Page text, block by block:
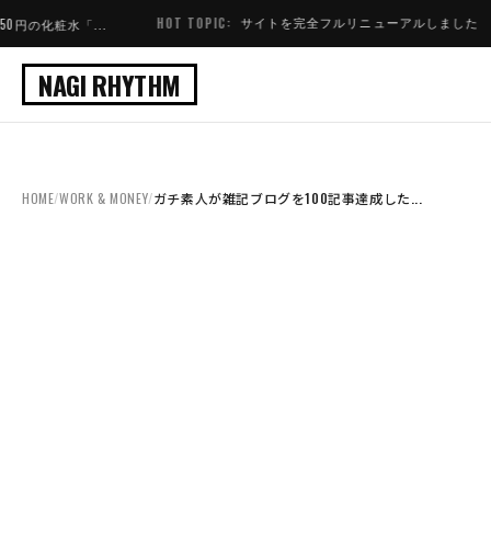
HOT TOPIC: サイトを完全フルリニューアルしました NOW
NAGI RHYTHM
HOME/WORK & MONEY/ガチ素人が雑記ブログを100記事達成した...